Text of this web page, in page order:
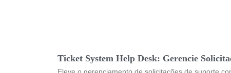
Ticket System Help Desk: Gerencie
Eleve o gerenciamento de solicitações de suporte